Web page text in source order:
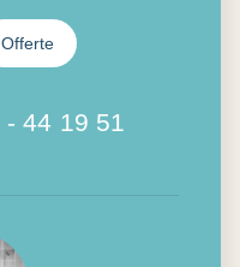
Offerte
- 44 19 51